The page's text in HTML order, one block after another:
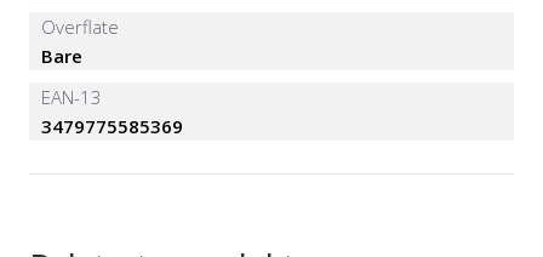
Overflate
Bare
EAN-13
3479775585369